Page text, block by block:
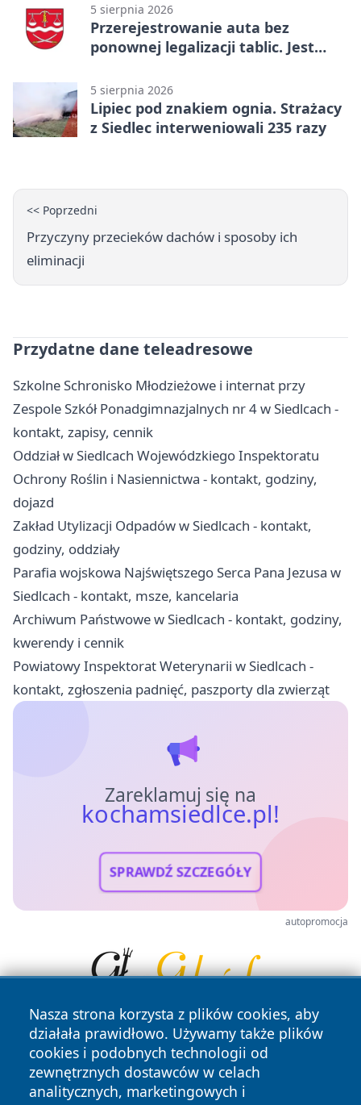
5 sierpnia 2026
Przerejestrowanie auta bez
ponownej legalizacji tablic. Jest
5 sierpnia 2026
Lipiec pod znakiem ognia. Strażacy
z Siedlec interweniowali 235 razy
<< Poprzedni
Przyczyny przecieków dachów i sposoby ich
eliminacji
Przydatne dane teleadresowe
Szkolne Schronisko Młodzieżowe i internat przy
Zespole Szkół Ponadgimnazjalnych nr 4 w Siedlcach -
kontakt, zapisy, cennik
Oddział w Siedlcach Wojewódzkiego Inspektoratu
Ochrony Roślin i Nasiennictwa - kontakt, godziny,
dojazd
Zakład Utylizacji Odpadów w Siedlcach - kontakt,
godziny, oddziały
Parafia wojskowa Najświętszego Serca Pana Jezusa w
Siedlcach - kontakt, msze, kancelaria
Archiwum Państwowe w Siedlcach - kontakt, godziny,
kwerendy i cennik
Powiatowy Inspektorat Weterynarii w Siedlcach -
kontakt, zgłoszenia padnięć, paszporty dla zwierząt
Zareklamuj się na
kochamsiedlce.pl!
SPRAWDŹ SZCZEGÓŁY
autopromocja
Nasza strona korzysta z plików cookies, aby
działała prawidłowo. Używamy także plików
cookies i podobnych technologii od
zewnętrznych dostawców w celach
analitycznych, marketingowych i